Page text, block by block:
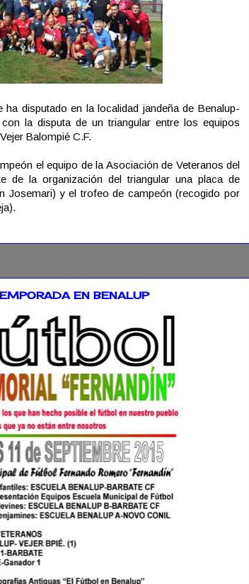
disputado en la localidad jandeña de Benalup-
la disputa de un triangular entre los equipos
Balompié C.F.
el equipo de la Asociación de Veteranos del
de la organización del triangular una placa de
Josemari) y el trofeo de campeón (recogido por
EN BENALUP